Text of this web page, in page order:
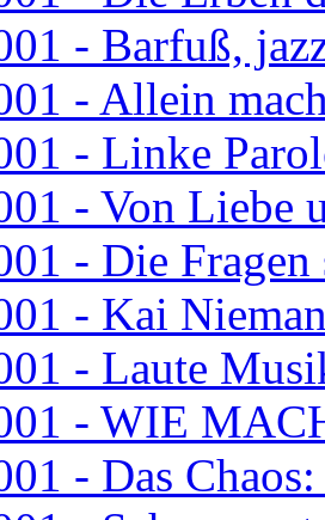
- Barfuß,
- Allein
- Linke
- Von Liebe
- Die
- Kai
- Laute
- WIE
- Das